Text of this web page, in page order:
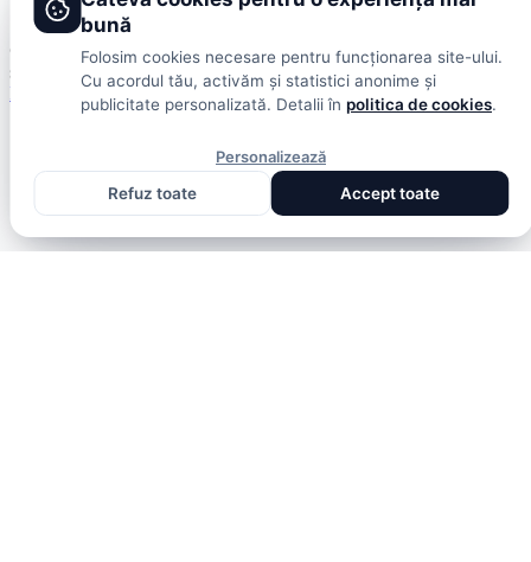
Termeni și condiții
© 2026 DolceSport. Toate drepturile rezervate. Scoruri, clasamente
și analize din toate competițiile
Fotbal intern Fotbal extern Scoruri live
bună
Folosim cookies necesare pentru funcționarea site-ului.
Cu acordul tău, activăm și statistici anonime și
publicitate personalizată. Detalii în politica de cookies.
Personalizează
Refuz toate
Accept toate